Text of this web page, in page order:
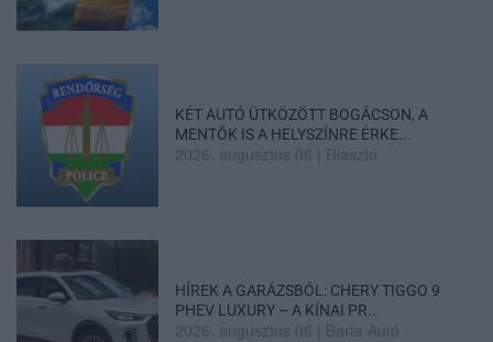
KÉT AUTÓ ÜTKÖZÖTT BOGÁCSON, A
MENTŐK IS A HELYSZÍNRE ÉRKE...
2026. augusztus 06 Riasztó
HÍREK A GARÁZSBÓL: CHERY TIGGO 9
PHEV LUXURY – A KÍNAI PR...
2026. augusztus 06 Barta Autó